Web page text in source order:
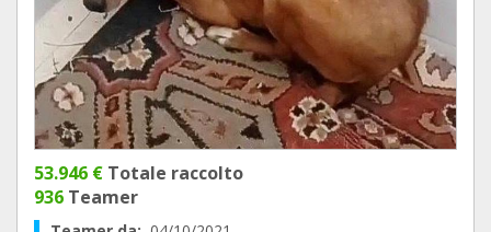
53.946 € Totale raccolto
936 Teamer